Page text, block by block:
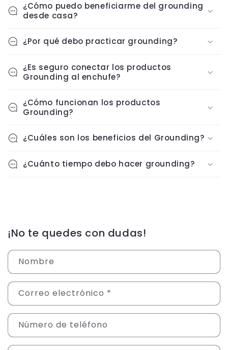
¿Cómo puedo beneficiarme del grounding
desde casa?
¿Por qué debo practicar grounding?
¿Es seguro conectar los productos
Grounding al enchufe?
¿Cómo funcionan los productos
Grounding?
¿Cuáles son los beneficios del Grounding?
¿Cuánto tiempo debo hacer grounding?
¡No te quedes con dudas!
Nombre
Correo electrónico *
Número de teléfono